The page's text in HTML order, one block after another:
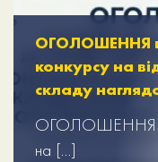
ОГОЛОШЕННЯ
конкурсу на
складу
ОГОЛОШЕННЯ
на […]